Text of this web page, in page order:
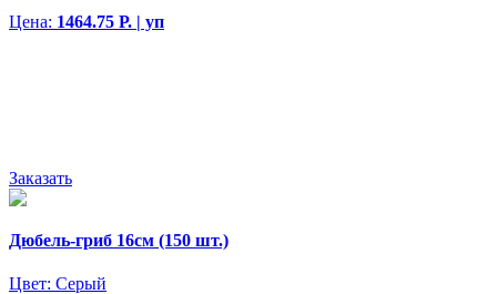
Цена: 1464.75 Р. | уп
Заказать
Дюбель-гриб 16см (150 шт.)
Цвет: Серый